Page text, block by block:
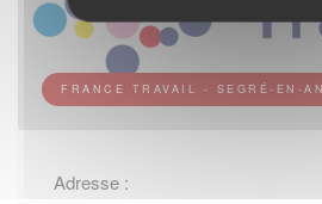
FRANCE TRAVAIL - SEGRÉ-EN-
Adresse :